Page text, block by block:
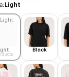
Light
Black